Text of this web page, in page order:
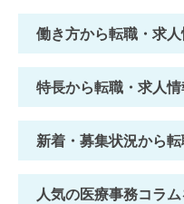
働き方から転職・求
特長から転職・求人
新着・募集状況から
人気の医療事務コラ